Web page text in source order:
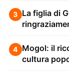
3 La figlia di
4 Mogol: il
cultura